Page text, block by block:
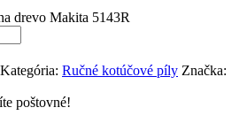
drevo Makita 5143R
Kategória: Ručné kotúčové píly Značka:
poštovné!